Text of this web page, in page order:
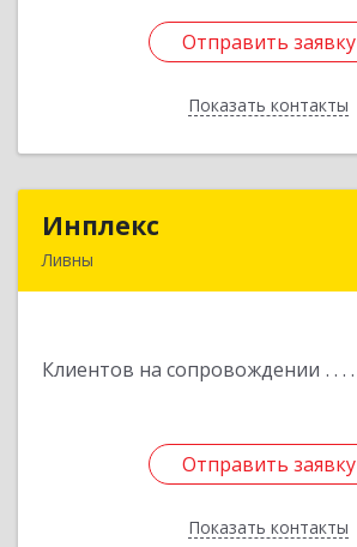
Отправить заявку
Показать контакты
Отправить заявку
Назад
Инплекс
Ливны
Клиентов на сопровождении
Отправить заявку
Показать контакты
Отправить заявку
Назад